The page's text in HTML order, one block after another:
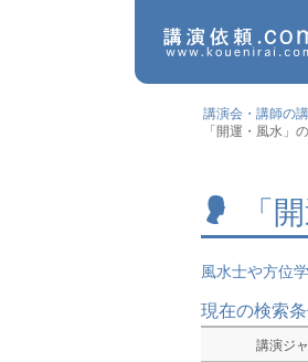
講演会・講師の
「開運・風水」
「
風水士や方位
現在の検索
講演ジ